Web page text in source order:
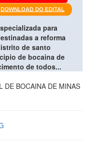
para
a reforma
de santo
de bocaina de
de todos...
DE BOCAINA DE MINAS